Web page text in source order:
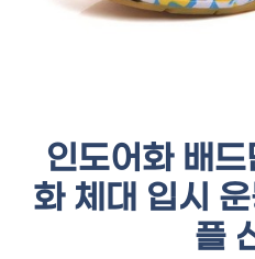
인도어화 배드
화 체대 입시
플